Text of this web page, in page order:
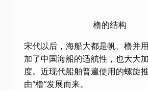
橹的结构
宋代以后，海船大都是帆、橹并
加了中国海船的适航性，也大大
度。近现代船舶普遍使用的螺旋
由“橹”发展而来。